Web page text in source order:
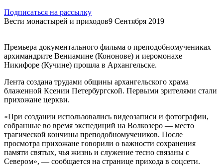
Подписаться на рассылку
Вести монастырей и приходов9 Сентября 2019
Премьера документального фильма о преподобномучениках
архимандрите Вениамине (Кононове) и иеромонахе
Никифоре (Кучине) прошла в Архангельске.
Лента создана трудами общины архангельского храма
блаженной Ксении Петербургской. Первыми зрителями стали
прихожане церкви.
«При создании использовались видеозаписи и фотографии,
собранные во время экспедиций на Волкозеро — место
трагической кончины преподобномучеников. После
просмотра прихожане говорили о важности сохранения
памяти святых, чья жизнь и служение тесно связаны с
Севером», — сообщается на странице прихода в соцсети.